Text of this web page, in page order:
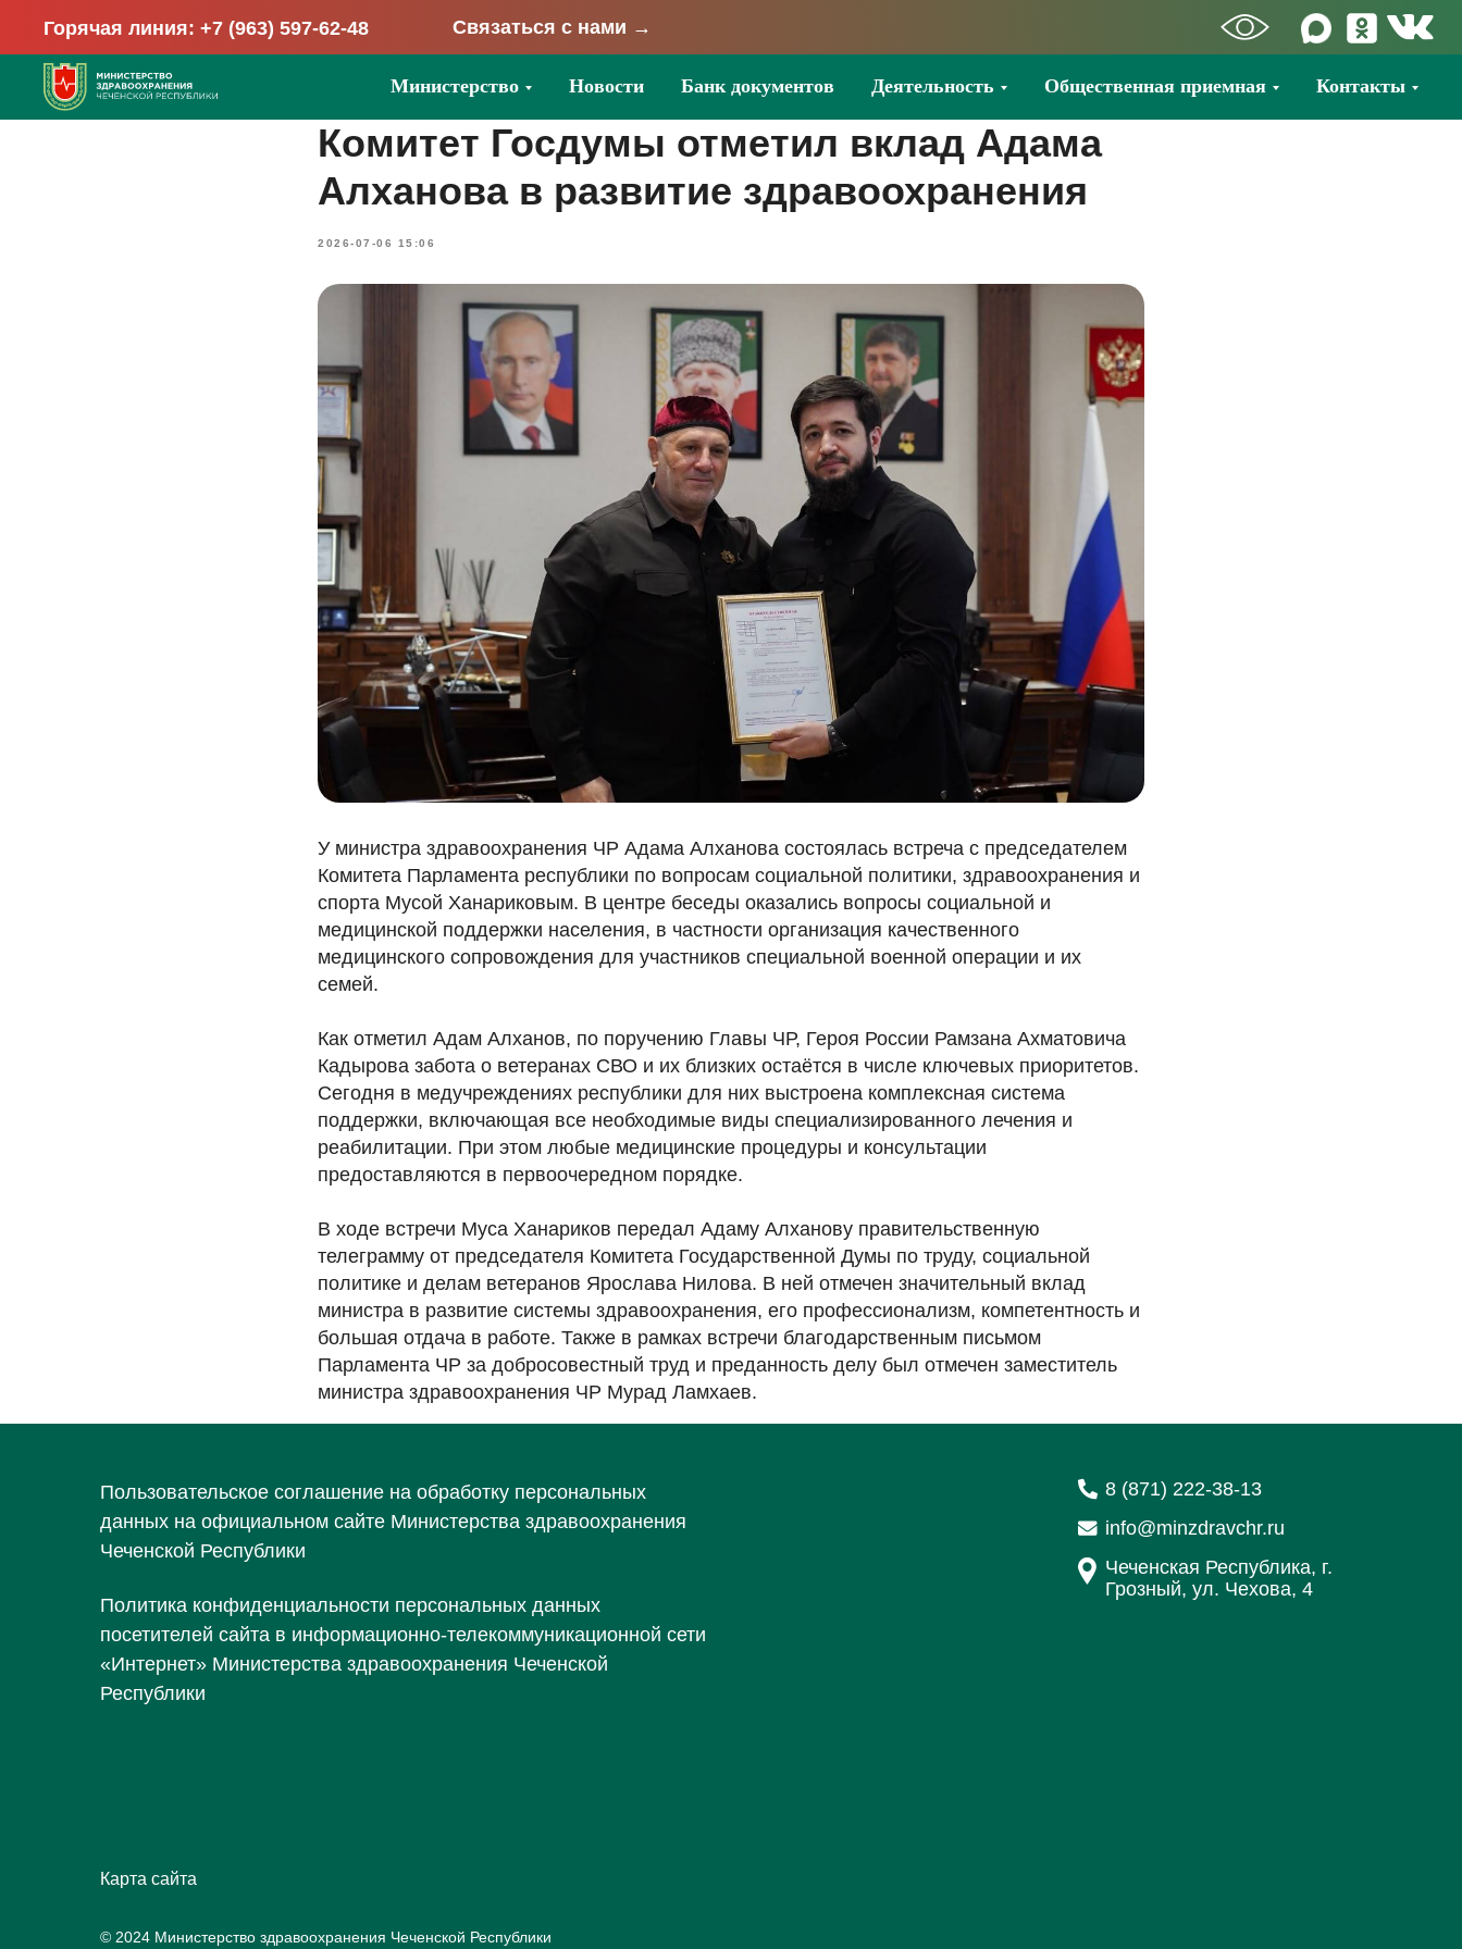
Горячая линия: +7 (963) 597-62-48 Связаться с нами →
Министерство Новости Банк документов Деятельность Общественная приемная Контакты
Комитет Госдумы отметил вклад Адама
Алханова в развитие здравоохранения
2026-07-06 15:06
У министра здравоохранения ЧР Адама Алханова состоялась встреча с председателем
Комитета Парламента республики по вопросам социальной политики, здравоохранения и
спорта Мусой Ханариковым. В центре беседы оказались вопросы социальной и
медицинской поддержки населения, в частности организация качественного
медицинского сопровождения для участников специальной военной операции и их
семей.
Как отметил Адам Алханов, по поручению Главы ЧР, Героя России Рамзана Ахматовича
Кадырова забота о ветеранах СВО и их близких остаётся в числе ключевых приоритетов.
Сегодня в медучреждениях республики для них выстроена комплексная система
поддержки, включающая все необходимые виды специализированного лечения и
реабилитации. При этом любые медицинские процедуры и консультации
предоставляются в первоочередном порядке.
В ходе встречи Муса Ханариков передал Адаму Алханову правительственную
телеграмму от председателя Комитета Государственной Думы по труду, социальной
политике и делам ветеранов Ярослава Нилова. В ней отмечен значительный вклад
министра в развитие системы здравоохранения, его профессионализм, компетентность и
большая отдача в работе. Также в рамках встречи благодарственным письмом
Парламента ЧР за добросовестный труд и преданность делу был отмечен заместитель
министра здравоохранения ЧР Мурад Ламхаев.
Пользовательское соглашение на обработку персональных
данных на официальном сайте Министерства здравоохранения
Чеченской Республики
8 (871) 222-38-13
info@minzdravchr.ru
Чеченская Республика, г.
Грозный, ул. Чехова, 4
Карта сайта
Политика конфиденциальности персональных данных
посетителей сайта в информационно-телекоммуникационной сети
«Интернет» Министерства здравоохранения Чеченской
Республики
© 2024 Министерство здравоохранения Чеченской Республики